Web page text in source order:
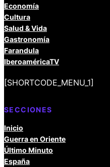
Economía
Cultura
Salud & Vida
Gastronomía
Farandula
IberoaméricaTV
[SHORTCODE_MENU_1]
SECCIONES
Inicio
Guerra en Oriente
Último Minuto
España